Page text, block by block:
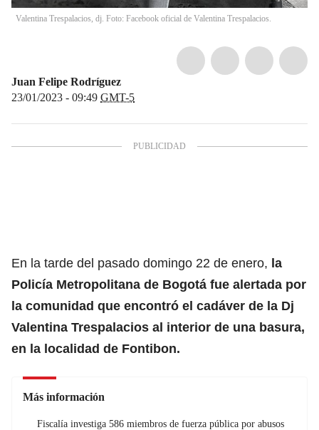
Valentina Trespalacios, dj. Foto: Facebook oficial de Valentina Trespalacios.
Juan Felipe Rodríguez
23/01/2023 - 09:49 GMT-5
En la tarde del pasado domingo 22 de enero, la
Policía Metropolitana de Bogotá fue alertada por
la comunidad que encontró el cadáver de la Dj
Valentina Trespalacios al interior de una basura,
en la localidad de Fontibon.
Más información
Fiscalía investiga 586 miembros de fuerza pública por abusos